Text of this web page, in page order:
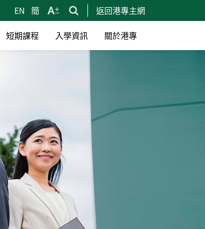
EN 簡 返回港專主網
短期課程 入學資訊 關於港專